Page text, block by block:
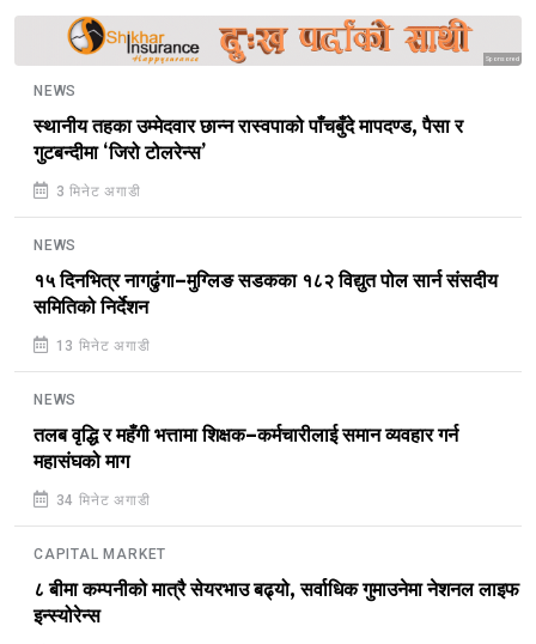
Sponsored
NEWS
स्थानीय तहका उम्मेदवार छान्न रास्वपाको पाँचबुँदे मापदण्ड, पैसा र
गुटबन्दीमा ‘जिरो टोलरेन्स’
3 मिनेट अगाडी
NEWS
१५ दिनभित्र नागढुंगा–मुग्लिङ सडकका १८२ विद्युत पोल सार्न संसदीय
समितिको निर्देशन
13 मिनेट अगाडी
NEWS
तलब वृद्धि र महँगी भत्तामा शिक्षक–कर्मचारीलाई समान व्यवहार गर्न
महासंघको माग
34 मिनेट अगाडी
CAPITAL MARKET
८ बीमा कम्पनीको मात्रै सेयरभाउ बढ्यो, सर्वाधिक गुमाउनेमा नेशनल लाइफ
इन्स्योरेन्स